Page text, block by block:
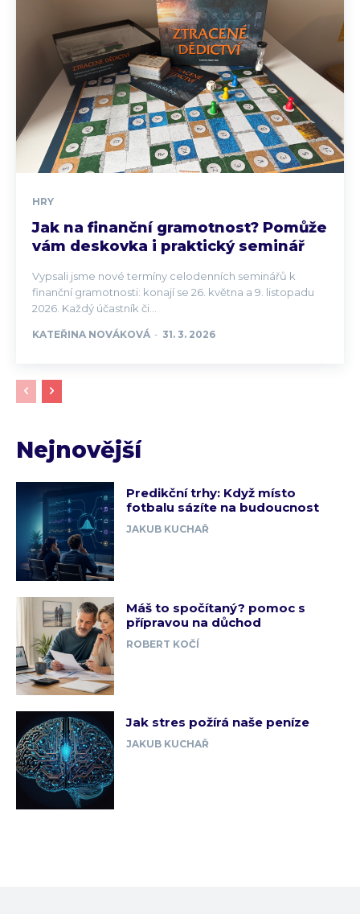
HRY
Jak na finanční gramotnost? Pomůže
vám deskovka i praktický seminář
Vypsali jsme nové termíny celodenních seminářů k
finanční gramotnosti: konají se 26. května a 9. listopadu
2026. Každý účastník či...
KATEŘINA NOVÁKOVÁ - 31. 3. 2026
Nejnovější
Predikční trhy: Když místo
fotbalu sázíte na budoucnost
JAKUB KUCHAŘ
Máš to spočítaný? pomoc s
přípravou na důchod
ROBERT KOČÍ
Jak stres požírá naše peníze
JAKUB KUCHAŘ